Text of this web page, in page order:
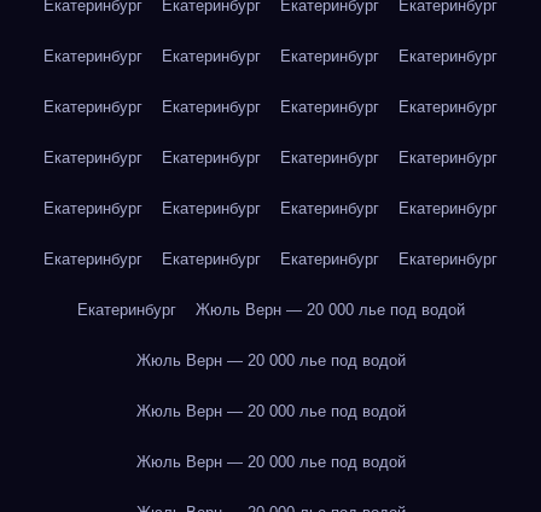
Екатеринбург Екатеринбург Екатеринбург Екатеринбург
Екатеринбург Екатеринбург Екатеринбург Екатеринбург
Екатеринбург Екатеринбург Екатеринбург Екатеринбург
Екатеринбург Екатеринбург Екатеринбург Екатеринбург
Екатеринбург Екатеринбург Екатеринбург Екатеринбург
Екатеринбург Екатеринбург Екатеринбург Екатеринбург
Екатеринбург Жюль Верн — 20 000 лье под водой
Жюль Верн — 20 000 лье под водой
Жюль Верн — 20 000 лье под водой
Жюль Верн — 20 000 лье под водой